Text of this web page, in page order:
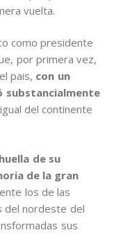
vuelta.
como presidente
por primera vez,
pais, con un
substancialmente
del continente
de su
de la gran
los de las
del nordeste del
sus